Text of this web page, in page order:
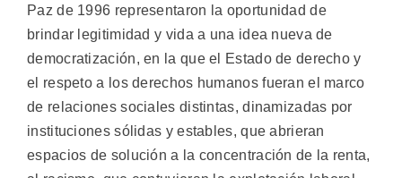
Paz de 1996 representaron la oportunidad de
brindar legitimidad y vida a una idea nueva de
democratización, en la que el Estado de derecho y
el respeto a los derechos humanos fueran el marco
de relaciones sociales distintas, dinamizadas por
instituciones sólidas y estables, que abrieran
espacios de solución a la concentración de la renta,